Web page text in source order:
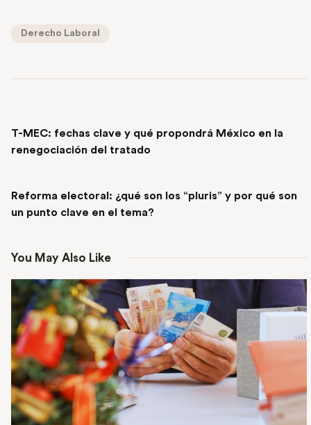
Derecho Laboral
T-MEC: fechas clave y qué propondrá México en la
renegociación del tratado
Reforma electoral: ¿qué son los “pluris” y por qué son
un punto clave en el tema?
You May Also Like